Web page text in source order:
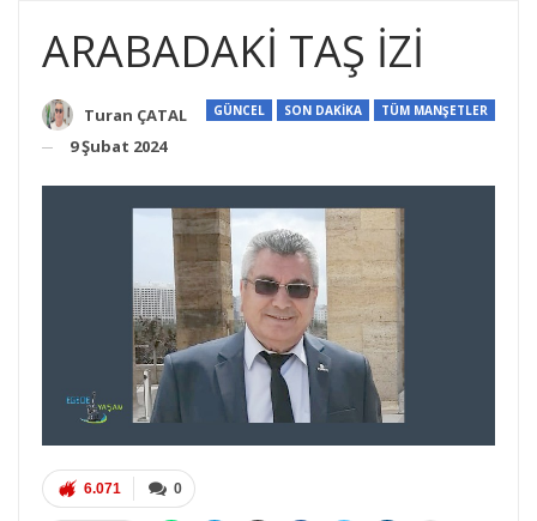
ARABADAKİ TAŞ İZİ
GÜNCEL SON DAKİKA TÜM MANŞETLER
Turan ÇATAL
9 Şubat 2024
0
6.071